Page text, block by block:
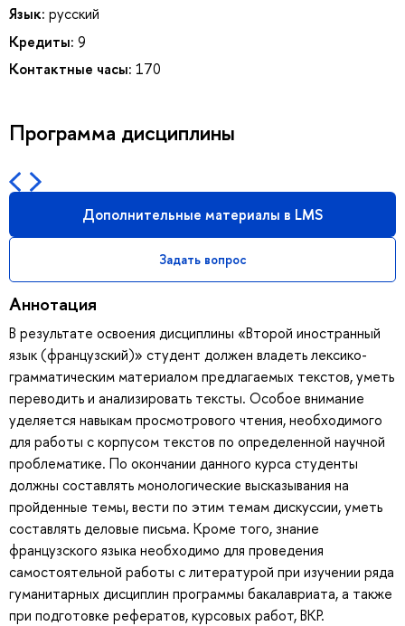
Язык: русский
Кредиты: 9
Контактные часы: 170
Программа дисциплины
Дополнительные материалы в LMS
Задать вопрос
Аннотация
В результате освоения дисциплины «Второй иностранный
язык (французский)» студент должен владеть лексико-
грамматическим материалом предлагаемых текстов, уметь
переводить и анализировать тексты. Особое внимание
уделяется навыкам просмотрового чтения, необходимого
для работы с корпусом текстов по определенной научной
проблематике. По окончании данного курса студенты
должны составлять монологические высказывания на
пройденные темы, вести по этим темам дискуссии, уметь
составлять деловые письма. Кроме того, знание
французского языка необходимо для проведения
самостоятельной работы с литературой при изучении ряда
гуманитарных дисциплин программы бакалавриата, а также
при подготовке рефератов, курсовых работ, ВКР.